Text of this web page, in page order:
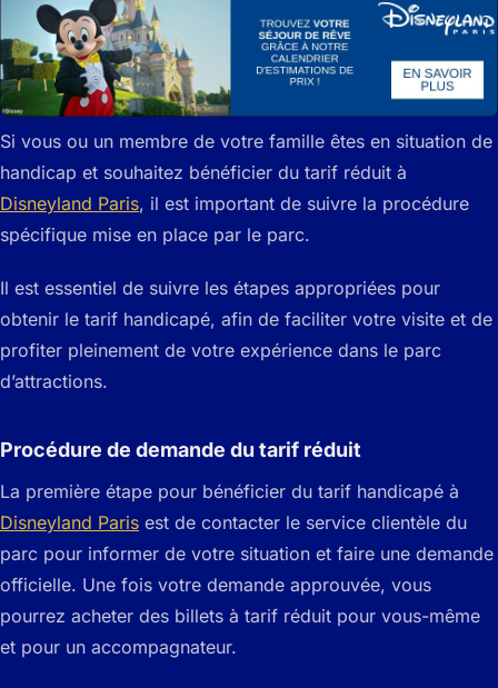
Si vous ou un membre de votre famille êtes en situation de
handicap et souhaitez bénéficier du tarif réduit à
Disneyland Paris, il est important de suivre la procédure
spécifique mise en place par le parc.
Il est essentiel de suivre les étapes appropriées pour
obtenir le tarif handicapé, afin de faciliter votre visite et de
profiter pleinement de votre expérience dans le parc
d’attractions.
Procédure de demande du tarif réduit
La première étape pour bénéficier du tarif handicapé à
Disneyland Paris est de contacter le service clientèle du
parc pour informer de votre situation et faire une demande
officielle. Une fois votre demande approuvée, vous
pourrez acheter des billets à tarif réduit pour vous-même
et pour un accompagnateur.